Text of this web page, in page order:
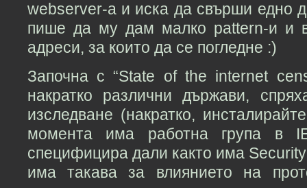
webserver-а и иска да свърши едно
пише да му дам малко pattern-и и
адреси, за които да се погледне :)
Започна с “State of the internet
накратко различни държави,
изследване (накратко,
момента има работна група в
специфицира дали както има
има такава за влиянието на